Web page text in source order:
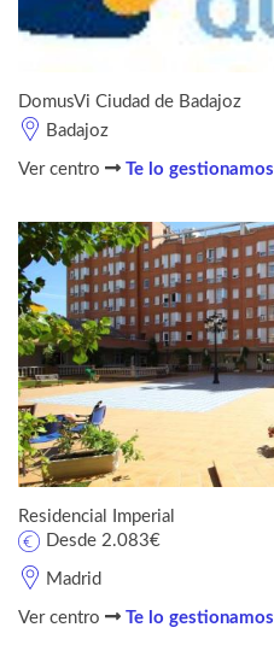
DomusVi Ciudad de Badajoz
Badajoz
Ver centro Te lo gestionamos
Residencial Imperial
Madrid
Desde 2.083€
Ver centro Te lo gestionamos